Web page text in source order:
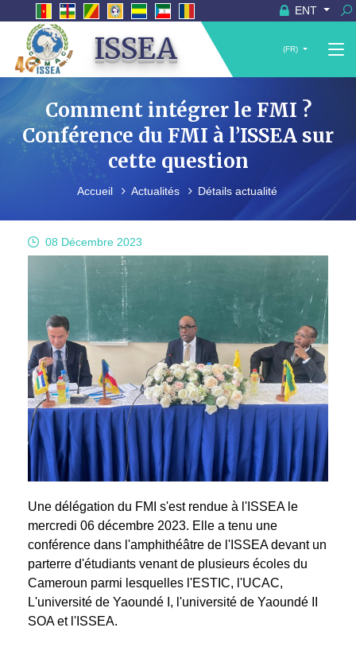
ENT
ISSEA (FR)
Comment intégrer le FMI ?
Conférence du FMI à l’ISSEA sur
cette question
Accueil Actualités Détails actualité
08 Décembre 2023
Une délégation du FMI s'est rendue à l'ISSEA le
mercredi 06 décembre 2023. Elle a tenu une
conférence dans l'amphithéâtre de l'ISSEA devant un
parterre d'étudiants venant de plusieurs écoles du
Cameroun parmi lesquelles l'ESTIC, l'UCAC,
L'université de Yaoundé I, l'université de Yaoundé II
SOA et l'ISSEA.